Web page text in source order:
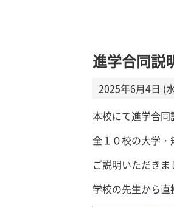
進学合同説
2025年6月4日 (
本校にて進学合同
全１０校の大学
ご説明いただきま
学校の先生から